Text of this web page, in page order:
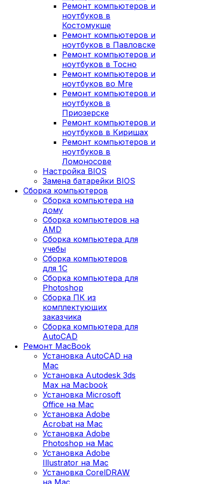
Ремонт компьютеров и
ноутбуков в
Костомукше
Ремонт компьютеров и
ноутбуков в Павловске
Ремонт компьютеров и
ноутбуков в Тосно
Ремонт компьютеров и
ноутбуков во Мге
Ремонт компьютеров и
ноутбуков в
Приозерске
Ремонт компьютеров и
ноутбуков в Киришах
Ремонт компьютеров и
ноутбуков в
Ломоносове
Настройка BIOS
Замена батарейки BIOS
Сборка компьютеров
Сборка компьютера на
дому
Сборка компьютеров на
AMD
Сборка компьютера для
учебы
Сборка компьютеров
для 1С
Сборка компьютера для
Photoshop
Сборка ПК из
комплектующих
заказчика
Сборка компьютера для
AutoCAD
Ремонт MacBook
Установка AutoCAD на
Mac
Установка Autodesk 3ds
Max на Macbook
Установка Microsoft
Office на Mac
Установка Adobe
Acrobat на Mac
Установка Adobe
Photoshop на Mac
Установка Adobe
Illustrator на Mac
Установка CorelDRAW
на Mac